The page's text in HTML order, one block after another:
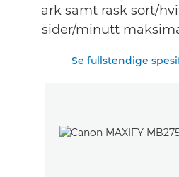
ark samt rask sort/
sider/minutt
Se fullstendige